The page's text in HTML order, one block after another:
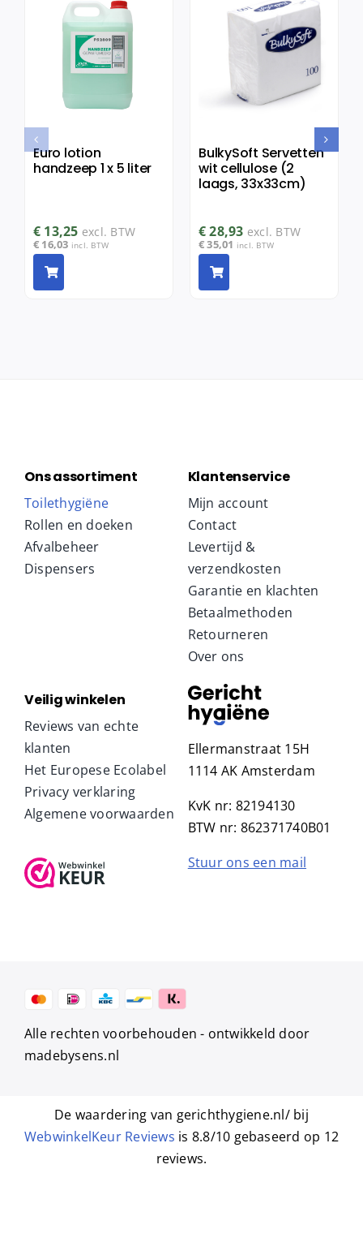
Euro lotion
handzeep 1 x 5 liter
€ 13,25 excl. BTW
€ 16,03 incl. BTW
BulkySoft Servetten
wit cellulose (2
laags, 33x33cm)
€28,93 excl. BTW
€35,01 incl. BTW
Ons assortiment
Toilethygiëne
Rollen en doeken
Afvalbeheer
Dispensers
Klantenservice
Mijn account
Contact
Levertijd &
verzendkosten
Garantie en klachten
Betaalmethoden
Retourneren
Over ons
Veilig winkelen
Reviews van echte
klanten
Het Europese Ecolabel
Privacy verklaring
Algemene voorwaarden
Ellermanstraat 15H
1114 AK Amsterdam
KvK nr: 82194130
BTW nr: 862371740B01
Stuur ons een mail
Alle rechten voorbehouden - ontwikkeld door
madebysens.nl
De waardering van gerichthygiene.nl/ bij
WebwinkelKeur Reviews is 8.8/10 gebaseerd op 12
reviews.